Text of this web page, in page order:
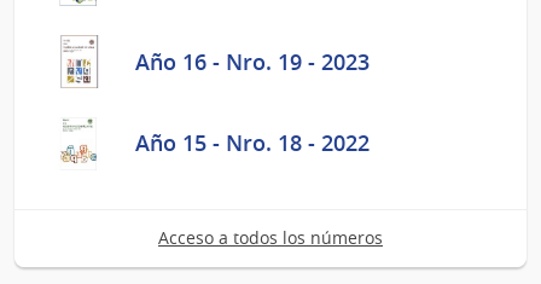
Año 16 - Nro. 19 - 2023
Año 15 - Nro. 18 - 2022
Acceso a todos los números